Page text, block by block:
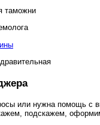
таможни
или нужна помощь с
подскажем,